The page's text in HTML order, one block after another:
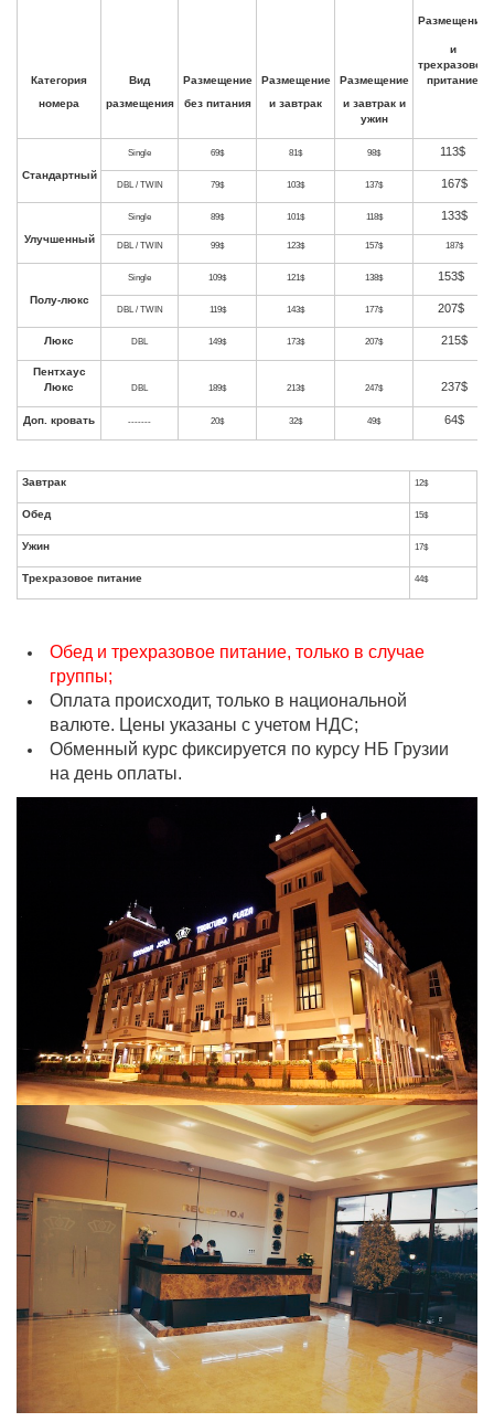
Категория
номера
Вид
размещения
Размещение
без питания
Размещение
и завтрак
Стандартный
DBL / TWIN 79$
Single 89$ 101$
DBL / TWIN 99$ 123$
109$
119$
DBL 149$
Пентхаус
Люкс
DBL 189$ 213$
Доп. кровать ------- 20$ 32$
Завтрак
Трехразовое питание
Обед и трехразовое питание, только в случае
группы;
Оплата происходит, только в национальной
валюте. Цены указаны с учетом НДС;
Обменный курс фиксируется по курсу НБ Грузии
на день оплаты.